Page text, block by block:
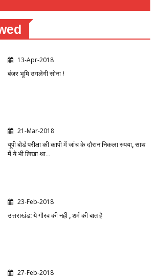
13-Apr-2018
बंजर भूमि उगलेगी सोना !
21-Mar-2018
यूपी बोर्ड परीक्षा की कापी में जांच के दौरान निकला रुपया, साथ
में ये भी लिखा था…
23-Feb-2018
उत्तराखंड: ये गौरव की नही , शर्म की बात है
27-Feb-2018